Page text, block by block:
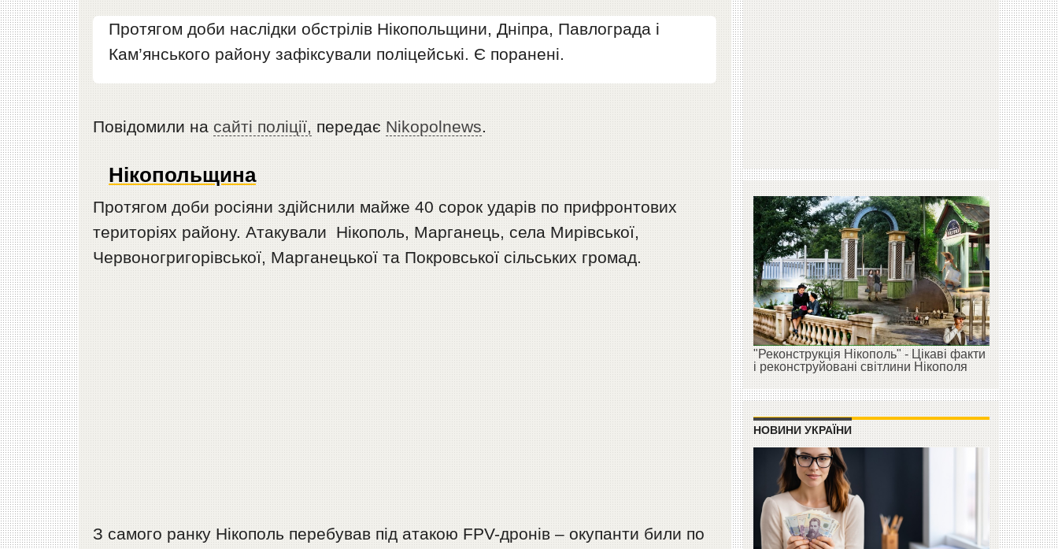
Протягом доби наслідки обстрілів Нікопольщини, Дніпра, Павлограда і
Кам’янського району зафіксували поліцейські. Є поранені.
Повідомили насайті поліції, передає Nikopolnews.
Нікопольщина
Протягом доби росіяни здійснили майже 40 сорок ударів по прифронтових
територіях району. Атакували Нікополь, Марганець, села Мирівської,
Червоногригорівської, Марганецької та Покровської сільських громад.
З самого ранку Нікополь перебував під атакою FPV-дронів – окупанти били по
"Реконструкція Нікополь" - Цікаві факти
і реконструйовані світлини Нікополя
НОВИНИ УКРАЇНИ